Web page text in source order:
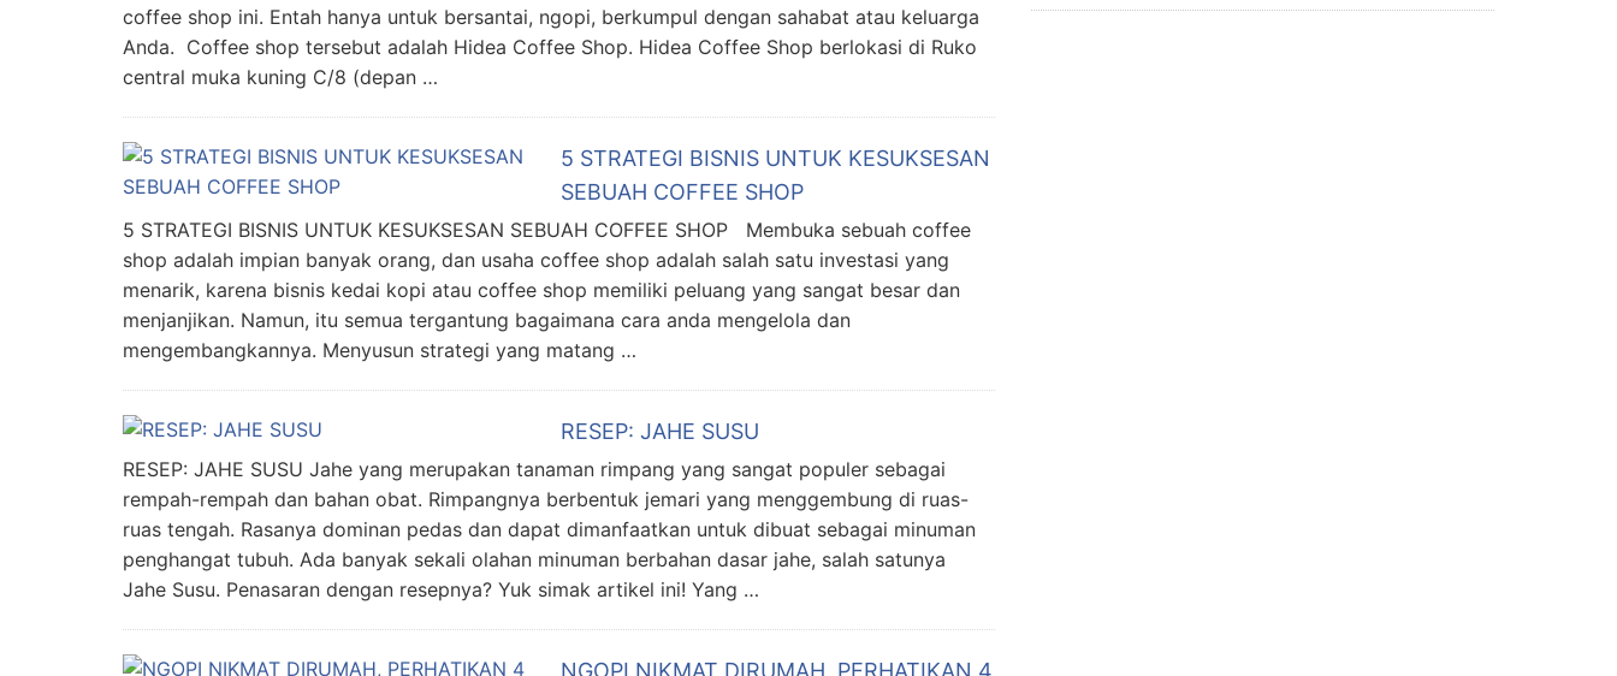
coffee shop ini. Entah hanya untuk bersantai, ngopi, berkumpul dengan sahabat atau keluarga
Anda. Coffee shop tersebut adalah Hidea Coffee Shop. Hidea Coffee Shop berlokasi di Ruko
central muka kuning C/8 (depan …
5 STRATEGI BISNIS UNTUK KESUKSESAN
SEBUAH COFFEE SHOP
5 STRATEGI BISNIS UNTUK KESUKSESAN SEBUAH COFFEE SHOP Membuka sebuah coffee
shop adalah impian banyak orang, dan usaha coffee shop adalah salah satu investasi yang
menarik, karena bisnis kedai kopi atau coffee shop memiliki peluang yang sangat besar dan
menjanjikan. Namun, itu semua tergantung bagaimana cara anda mengelola dan
mengembangkannya. Menyusun strategi yang matang …
RESEP: JAHE SUSU
RESEP: JAHE SUSU Jahe yang merupakan tanaman rimpang yang sangat populer sebagai
rempah-rempah dan bahan obat. Rimpangnya berbentuk jemari yang menggembung di ruas-
ruas tengah. Rasanya dominan pedas dan dapat dimanfaatkan untuk dibuat sebagai minuman
penghangat tubuh. Ada banyak sekali olahan minuman berbahan dasar jahe, salah satunya
Jahe Susu. Penasaran dengan resepnya? Yuk simak artikel ini! Yang …
NGOPI NIKMAT DIRUMAH, PERHATIKAN 4